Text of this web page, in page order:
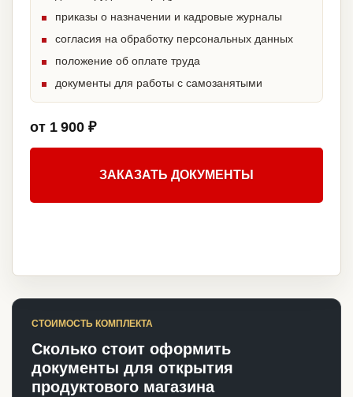
приказы о назначении и кадровые журналы
согласия на обработку персональных данных
положение об оплате труда
документы для работы с самозанятыми
от 1 900 ₽
ЗАКАЗАТЬ ДОКУМЕНТЫ
СТОИМОСТЬ КОМПЛЕКТА
Сколько стоит оформить
документы для открытия
продуктового магазина